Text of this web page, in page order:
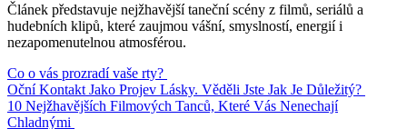
Článek představuje nejžhavější taneční scény z filmů, seriálů a
hudebních klipů, které zaujmou vášní, smyslností, energií i
nezapomenutelnou atmosférou.
Co o vás prozradí vaše rty?
Oční Kontakt Jako Projev Lásky. Věděli Jste Jak Je Důležitý?
10 Nejžhavějších Filmových Tanců, Které Vás Nenechají
Chladnými